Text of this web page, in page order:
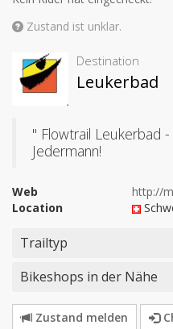
Zustand ist unklar.
Destination
Leukerbad
" Flowtrail Leukerbad
Jedermann!
Web
http://
Location
Trailtyp
Bikeshops in der Nähe
Zustand melden